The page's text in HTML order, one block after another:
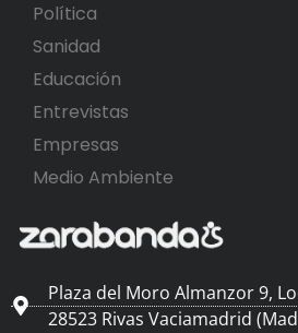
Política
Sanidad
Educación
Entrevistas
Empresas
Medio Ambiente
Plaza del Moro Almanzor 9,
28523 Rivas Vaciamadrid